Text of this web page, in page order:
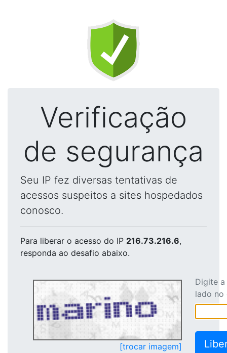
Verificação
de segurança
Seu IP fez diversas tentativas de
acessos suspeitos a sites hospedados
conosco.
Para liberar o acesso do IP 216.73.216.6,
responda ao desafio abaixo.
[trocar imagem]
Digite
lado no